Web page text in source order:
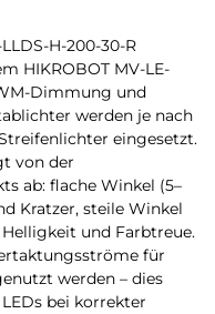
H-200-30-R
HIKROBOT MV-LE-
Dimmung und
werden je nach
eingesetzt.
von der
ab: flache Winkel (5–
Kratzer, steile Winkel
und Farbtreue.
für
werden – dies
bei korrekter